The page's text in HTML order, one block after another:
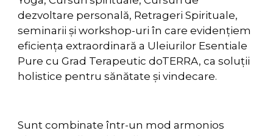
dezvoltare personală, Retrageri Spirituale,
seminarii și workshop-uri în care evidențiem
eficiența extraordinară a Uleiurilor Esentiale
Pure cu Grad Terapeutic doTERRA, ca soluții
holistice pentru sănătate și vindecare.
Sunt combinate într-un mod armonios